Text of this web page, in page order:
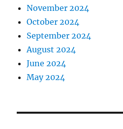
November 2024
October 2024
September 2024
August 2024
June 2024
May 2024